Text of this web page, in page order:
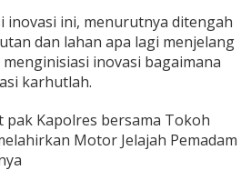
inovasi ini, menurutnya ditengah
dan lahan apa lagi menjelang
inovasi bagaimana
karhutlah.
Kapolres bersama Tokoh
Motor Jelajah Pemadam